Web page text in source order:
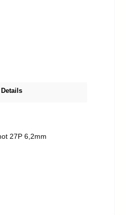
Details